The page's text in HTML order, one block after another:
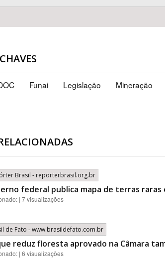
Funai Legislação Mineração
Brasil - reporterbrasil.org.br
federal publica mapa de terras raras
| 7 visualizações
de Fato - www.brasildefato.com.br
reduz floresta aprovado na Câmara
| 6 visualizações